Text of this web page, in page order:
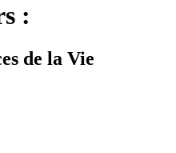
:
de la Vie